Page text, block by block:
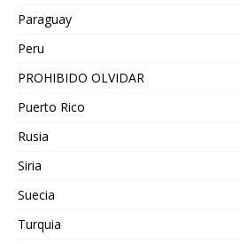
Paraguay
Peru
PROHIBIDO OLVIDAR
Puerto Rico
Rusia
Siria
Suecia
Turquia